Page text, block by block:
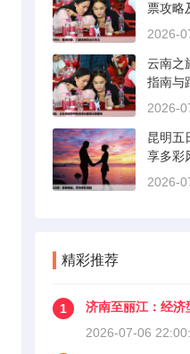
票攻略
2026-
云南之
指南与
2026-
昆明五
享多彩
2026-
精彩推荐
1
济南至丽江：经济
2026-07-06